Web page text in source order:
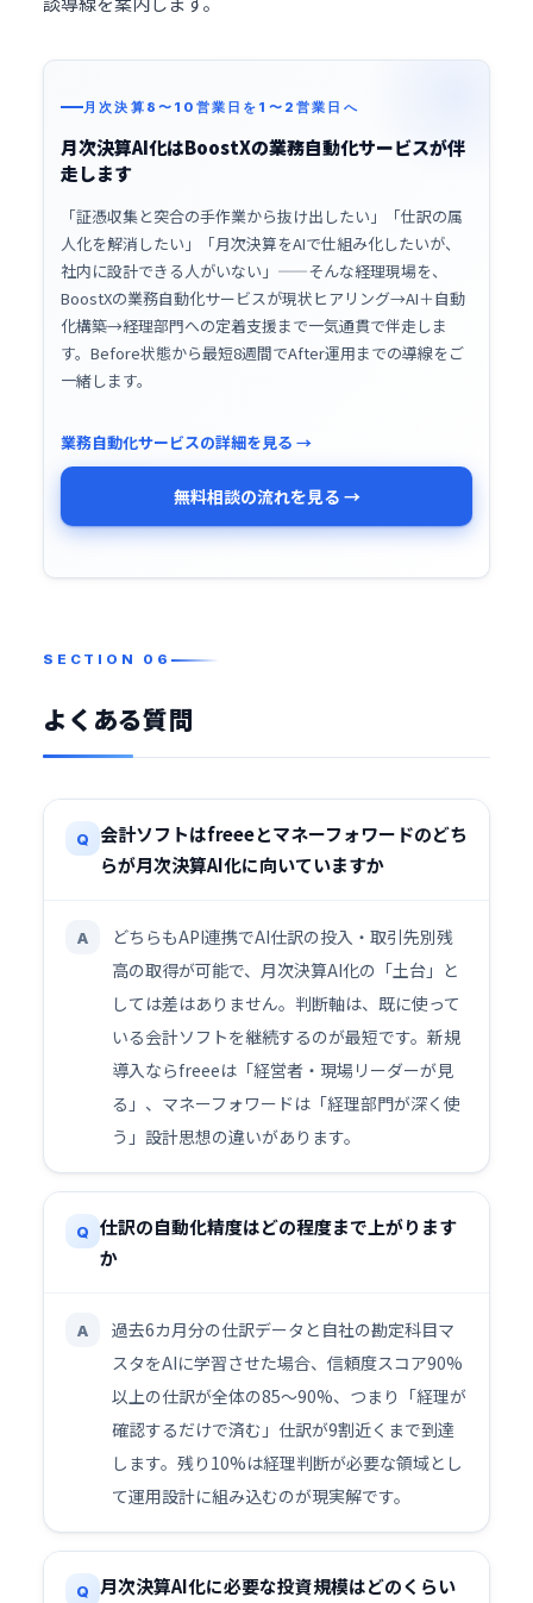
月次決算8〜10営業日を1〜2営業日へ
月次決算AI化はBoostXの業務自動化サービスが伴
走します
「証憑収集と突合の手作業から抜け出したい」「仕訳の属
人化を解消したい」「月次決算をAIで仕組み化したいが、
社内に設計できる人がいない」――そんな経理現場を、
BoostXの業務自動化サービスが現状ヒアリング→AI＋自動
化構築→経理部門への定着支援まで一気通貫で伴走しま
す。Before状態から最短8週間でAfter運用までの導線をご
一緒します。
業務自動化サービスの詳細を見る →
無料相談の流れを見る →
よくある質問
Q
会計ソフトはfreeeとマネーフォワードのどち
らが月次決算AI化に向いていますか
A
どちらもAPI連携でAI仕訳の投入・取引先別残
高の取得が可能で、月次決算AI化の「土台」と
しては差はありません。判断軸は、既に使って
いる会計ソフトを継続するのが最短です。新規
導入ならfreeeは「経営者・現場リーダーが見
る」、マネーフォワードは「経理部門が深く使
う」設計思想の違いがあります。
Q
仕訳の自動化精度はどの程度まで上がります
か
A
過去6カ月分の仕訳データと自社の勘定科目マ
スタをAIに学習させた場合、信頼度スコア90%
以上の仕訳が全体の85〜90%、つまり「経理が
確認するだけで済む」仕訳が9割近くまで到達
します。残り10%は経理判断が必要な領域とし
て運用設計に組み込むのが現実解です。
Q
月次決算AI化に必要な投資規模はどのくらい